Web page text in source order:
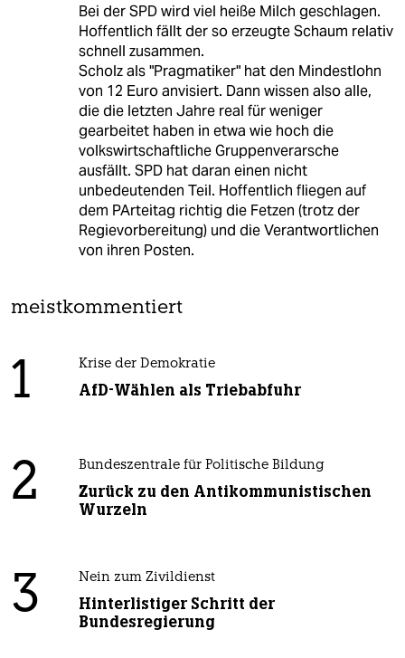
Bei der SPD wird viel heiße Milch geschlagen.
Hoffentlich fällt der so erzeugte Schaum relativ
schnell zusammen.
Scholz als "Pragmatiker" hat den Mindestlohn
von 12 Euro anvisiert. Dann wissen also alle,
die die letzten Jahre real für weniger
gearbeitet haben in etwa wie hoch die
volkswirtschaftliche Gruppenverarsche
ausfällt. SPD hat daran einen nicht
unbedeutenden Teil. Hoffentlich fliegen auf
dem PArteitag richtig die Fetzen (trotz der
Regievorbereitung) und die Verantwortlichen
von ihren Posten.
meistkommentiert
1 Krise der Demokratie
AfD-Wählen als Triebabfuhr
2 Bundeszentrale für Politische Bildung
Zurück zu den Antikommunistischen
Wurzeln
3 Nein zum Zivildienst
Hinterlistiger Schritt der
Bundesregierung